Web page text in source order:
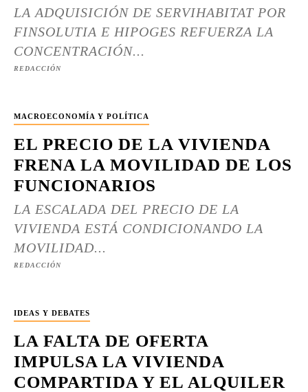
LA ADQUISICIÓN DE SERVIHABITAT POR
FINSOLUTIA E HIPOGES REFUERZA LA
CONCENTRACIÓN...
REDACCIÓN
MACROECONOMÍA Y POLÍTICA
EL PRECIO DE LA VIVIENDA
FRENA LA MOVILIDAD DE LOS
FUNCIONARIOS
LA ESCALADA DEL PRECIO DE LA
VIVIENDA ESTÁ CONDICIONANDO LA
MOVILIDAD...
REDACCIÓN
IDEAS Y DEBATES
LA FALTA DE OFERTA
IMPULSA LA VIVIENDA
COMPARTIDA Y EL ALQUILER